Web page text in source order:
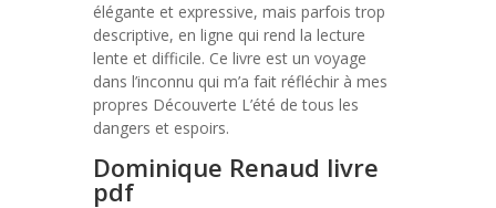
élégante et expressive, mais parfois trop
descriptive, en ligne qui rend la lecture
lente et difficile. Ce livre est un voyage
dans l’inconnu qui m’a fait réfléchir à mes
propres Découverte L’été de tous les
dangers et espoirs.
Dominique Renaud livre
pdf